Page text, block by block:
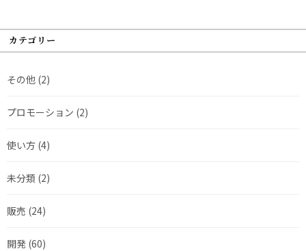
カテゴリー
その他 (2)
プロモーション (2)
使い方 (4)
未分類 (2)
販売 (24)
開発 (60)